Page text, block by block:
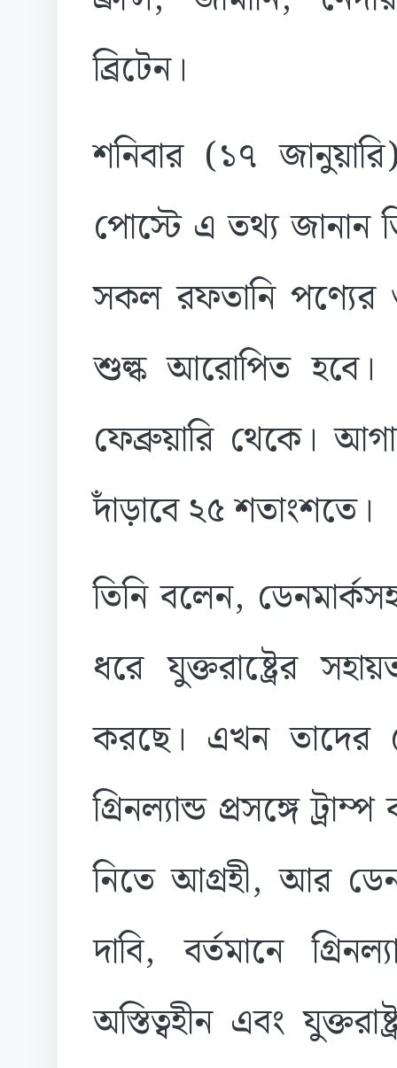
ব্রিটেন।
শনিবার (১৭
পোস্টে এ তথ্য জানান
সকল রফতানি
শুল্ক আরোপিত হবে।
ফেব্রুয়ারি থেকে।
দাঁড়াবে ২৫ শতাংশতে।
তিনি বলেন,
ধরে যুক্তরাষ্ট্রের
করছে। এখন তাদের
গ্রিনল্যান্ড প্রসঙ্গে
নিতে আগ্রহী, আর
দাবি, বর্তমানে
অস্তিত্বহীন এবং